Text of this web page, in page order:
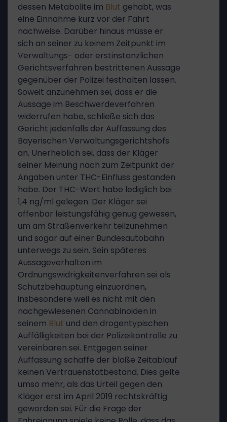
dessen Metabolite im Blut gehabt, was
eine Einnahme kurz vor der Fahrt
nachweise. Darüber hinaus müsse er
sich an seiner zu keinem Zeitpunkt im
Verwaltungs- oder erstinstanzlichen
Gerichtsverfahren bestrittenen Aussage
gegenüber der Polizei festhalten lassen.
Soweit anzunehmen sei, dass er die
Aussage im Beschwerdeverfahren
widerrufen habe, schließe sich das
Gericht jedenfalls der Auffassung des
Bayerischen Verwaltungsgerichtshofs
an. Unerheblich sei, dass der Kläger
seiner Meinung nach zum Zeitpunkt der
Angaben unter THC-Einfluss gestanden
habe. Der THC-Wert habe lediglich bei
1,4 ng/ml gelegen. Der Kläger sei
offenbar leistungsfähig genug gewesen,
um am Straßenverkehr teilzunehmen
und sogar auf einer Bundesautobahn
unterwegs zu sein. Sein späteres
Aussageverhalten im
Ordnungswidrigkeitenverfahren sei als
Schutzbehauptung einzuordnen,
insbesondere weil es nicht mit den
nachgewiesenen Cannabinoiden in
seinem Blut und den drogentypischen
Auffälligkeiten bei der Polizeikontrolle zu
vereinbaren sei. Entgegen seiner
Auffassung schaffe der bloße Zeitablauf
keinen Vertrauenstatbestand. Dies gelte
umso mehr, als das Urteil gegen den
Kläger erst im April 2019 rechtskräftig
geworden sei. Für die Frage der